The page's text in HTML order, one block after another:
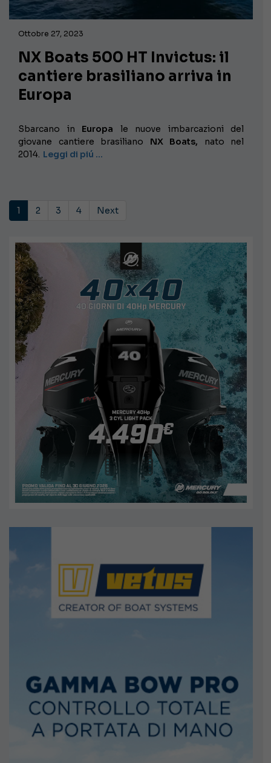
Ottobre 27, 2023
NX Boats 500 HT Invictus: il
cantiere brasiliano arriva in
Europa
Sbarcano in Europa le nuove imbarcazioni del
giovane cantiere brasiliano NX Boats, nato nel
2014. Leggi di piú …
1 2 3 4 Next